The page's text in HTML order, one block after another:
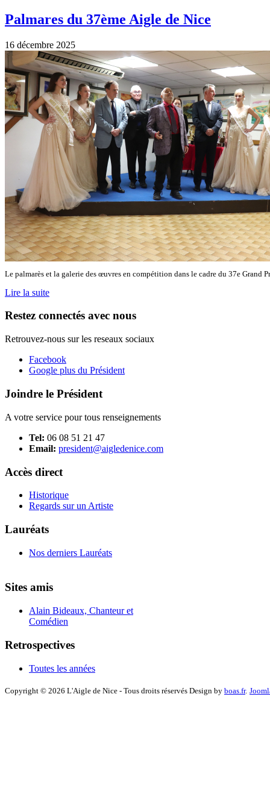
Palmares du 37ème Aigle de Nice
16 décembre 2025
Le palmarès et la galerie des œuvres en compétition dans le cadre du 37e Grand
Lire la suite
Restez connectés avec nous
Retrouvez-nous sur les reseaux sociaux
Facebook
Google plus du Président
Joindre le Président
A votre service pour tous renseignements
Tel: 06 08 51 21 47
Email: president@aigledenice.com
Accès direct
Historique
Regards sur un Artiste
Lauréats
Nos derniers Lauréats
Sites amis
Alain Bideaux, Chanteur et
Comédien
Retrospectives
Toutes les années
Copyright © 2026 L'Aigle de Nice - Tous droits réservés Design by boas.fr.